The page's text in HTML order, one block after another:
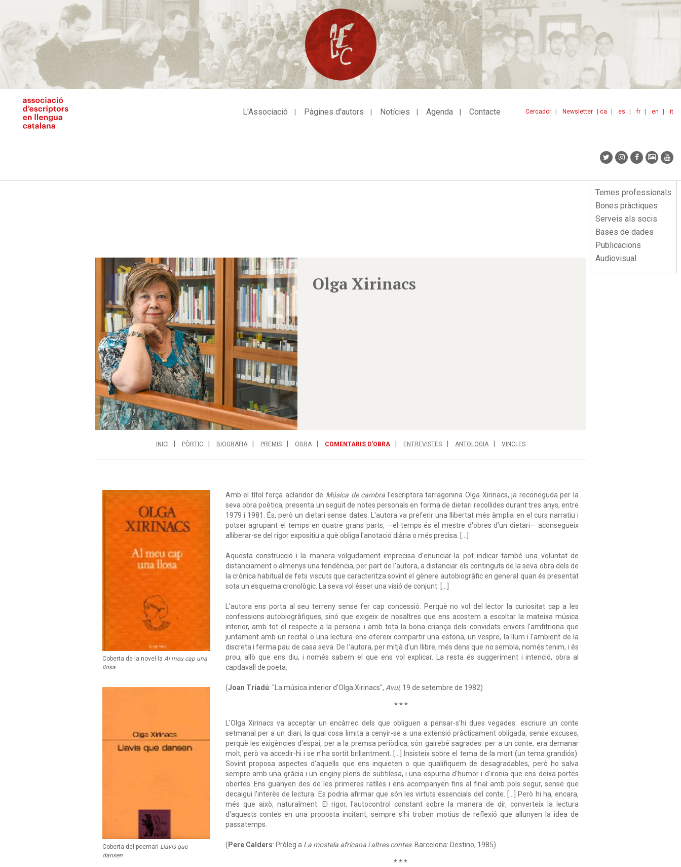
contingut
ca es fr en it
Cercador Newsletter
L'Associació Pàgines d'autors Notícies Agenda Contacte
Menu
lateral
Temes professionals
Bones pràctiques
Serveis als socis
Bases de dades
Publicacions
Audiovisual
Olga Xirinacs
INICI PÒRTIC BIOGRAFIA PREMIS OBRA COMENTARIS D'OBRA ENTREVISTES ANTOLOGIA VINCLES
Coberta de la novel·la Al meu cap una
llosa.
Coberta del poemari Llavis que
dansen.
Amb el títol força aclaridor de Música de cambra l'escriptora tarragonina Olga Xirinacs, ja reconeguda per la
seva obra poètica, presenta un seguit de notes personals en forma de dietari recollides durant tres anys, entre
1979 i 1981. És, però un dietari sense dates. L'autora va preferir una llibertat més àmplia en el curs narratiu i
potser agrupant el temps en quatre grans parts, —el temps és el mestre d'obres d'un dietari— aconsegueix
alliberar-se del rigor expositiu a què obliga l'anotació diària o més precisa. [...]
Aquesta construcció i la manera volgudament imprecisa d'enunciar-la pot indicar també una voluntat de
distanciament o almenys una tendència, per part de l'autora, a distanciar els continguts de la seva obra dels de
la crònica habitual de fets viscuts que caracteritza sovint el gènere autobiogràfic en general quan és presentat
sota un esquema cronològic. La seva vol ésser una visió de conjunt. [...]
L'autora ens porta al seu terreny sense fer cap concessió. Perquè no vol del lector la curiositat cap a les
confessions autobiogràfiques, sinó que exigeix de nosaltres que ens acostem a escoltar la mateixa música
interior, amb tot el respecte a la persona i amb tota la bona criança dels convidats envers l'amfitriona que
juntament amb un recital o una lectura ens ofereix compartir una estona, un vespre, la llum i l'ambient de la
discreta i ferma pau de casa seva. De l'autora, per mitjà d'un llibre, més dens que no sembla, només tenim, i és
prou, allò que ens diu, i només sabem el que ens vol explicar. La resta és suggeriment i intenció, obra al
capdavall de poeta.
(Joan Triadú: "La música interior d'Olga Xirinacs", Avui, 19 de setembre de 1982)
* * *
L'Olga Xirinacs va acceptar un encàrrec dels que obliguen a pensar-s'hi dues vegades: escriure un conte
setmanal per a un diari, la qual cosa limita a cenyir-se a una extensió pràcticament obligada, sense excuses,
perquè les exigències d'espai, per a la premsa periòdica, són gairebé sagrades. per a un conte, era demanar
molt, però va accedir-hi i se n'ha sortit brillantment. [...] Insisteix sobre el tema de la mort (un tema grandiós).
Sovint proposa aspectes d'aquells que ens inquieten o que qualifiquem de desagradables, però ho salva
sempre amb una gràcia i un enginy plens de subtilesa, i una espurna d'humor i d'ironia que ens deixa portes
obertes. Ens guanyen des de les primeres ratlles i ens acompanyen fins al final amb pols segur, sense que
decaigui l'interès de lectura. Es podria afirmar que són les virtuts essencials del conte. [...] Però hi ha, encara,
més que això, naturalment. El rigor, l'autocontrol constant sobre la manera de dir, converteix la lectura
d'aquests contes en una proposta incitant, sempre s'hi troben motius de reflexió que allunyen la idea de
passatemps.
( Pere Calders: Pròleg a La mostela africana i altres contes. Barcelona: Destino, 1985)
* * *